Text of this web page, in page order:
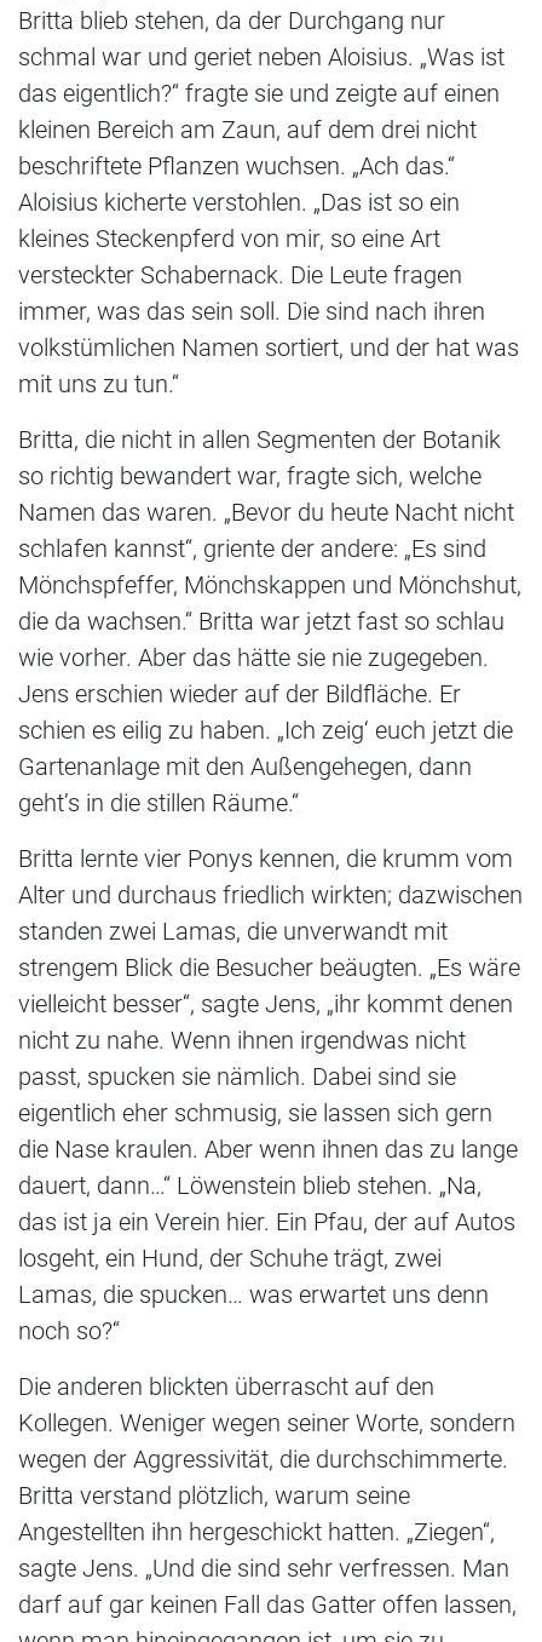
Britta blieb stehen, da der Durchgang nur
schmal war und geriet neben Aloisius. „Was ist
das eigentlich?“ fragte sie und zeigte auf einen
kleinen Bereich am Zaun, auf dem drei nicht
beschriftete Pflanzen wuchsen. „Ach das.“
Aloisius kicherte verstohlen. „Das ist so ein
kleines Steckenpferd von mir, so eine Art
versteckter Schabernack. Die Leute fragen
immer, was das sein soll. Die sind nach ihren
volkstümlichen Namen sortiert, und der hat was
mit uns zu tun.“
Britta, die nicht in allen Segmenten der Botanik
so richtig bewandert war, fragte sich, welche
Namen das waren. „Bevor du heute Nacht nicht
schlafen kannst“, griente der andere: „Es sind
Mönchspfeffer, Mönchskappen und Mönchshut,
die da wachsen.“ Britta war jetzt fast so schlau
wie vorher. Aber das hätte sie nie zugegeben.
Jens erschien wieder auf der Bildfläche. Er
schien es eilig zu haben. „Ich zeig‘ euch jetzt die
Gartenanlage mit den Außengehegen, dann
geht’s in die stillen Räume.“
Britta lernte vier Ponys kennen, die krumm vom
Alter und durchaus friedlich wirkten; dazwischen
standen zwei Lamas, die unverwandt mit
strengem Blick die Besucher beäugten. „Es wäre
vielleicht besser“, sagte Jens, „ihr kommt denen
nicht zu nahe. Wenn ihnen irgendwas nicht
passt, spucken sie nämlich. Dabei sind sie
eigentlich eher schmusig, sie lassen sich gern
die Nase kraulen. Aber wenn ihnen das zu lange
dauert, dann…“ Löwenstein blieb stehen. „Na,
das ist ja ein Verein hier. Ein Pfau, der auf Autos
losgeht, ein Hund, der Schuhe trägt, zwei
Lamas, die spucken… was erwartet uns denn
noch so?“
Die anderen blickten überrascht auf den
Kollegen. Weniger wegen seiner Worte, sondern
wegen der Aggressivität, die durchschimmerte.
Britta verstand plötzlich, warum seine
Angestellten ihn hergeschickt hatten. „Ziegen“,
sagte Jens. „Und die sind sehr verfressen. Man
darf auf gar keinen Fall das Gatter offen lassen,